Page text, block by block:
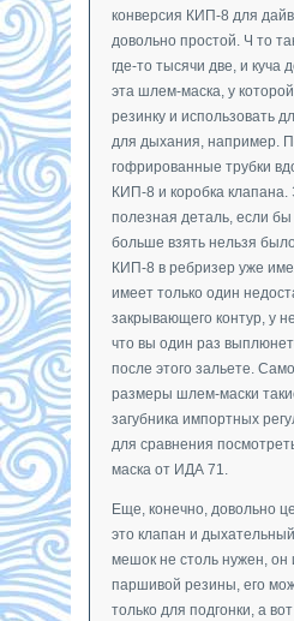
конверсия КИП-8 для
довольно простой. Ч то
где-то тысячи две, и куча
эта шлем-маска, у
резинку и использовать
для дыхания, например.
гофрированные трубки
КИП-8 и коробка
полезная деталь, если бы
больше взять нельзя
КИП-8 в ребризер уже
имеет только один
закрывающего контур, у
что вы один раз
после этого зальете.
размеры шлем-маски
загубника импортных
для сравнения
маска от ИДА 71.
Еще, конечно, довольно
это клапан и
мешок не столь нужен, он
паршивой резины, его
только для подгонки, а